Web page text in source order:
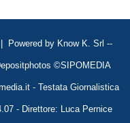
Powered by Know K. Srl --
©SIPOMEDIA
- Testata Giornalistica
- Direttore: Luca Pernice